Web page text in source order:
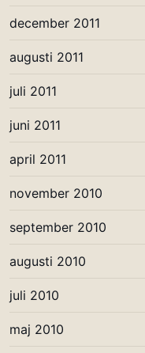
december 2011
augusti 2011
juli 2011
juni 2011
april 2011
november 2010
september 2010
augusti 2010
juli 2010
maj 2010